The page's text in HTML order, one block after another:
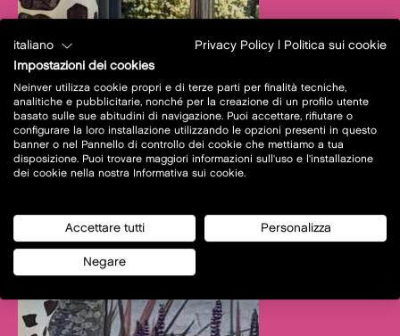
italiano Privacy Policy
Politica sui cookie
Impostazioni dei cookies
Neinver utilizza cookie propri e di terze parti per finalità tecniche,
analitiche e pubblicitarie, nonché per la creazione di un profilo utente
basato sulle sue abitudini di navigazione. Puoi accettare, rifiutare o
configurare la loro installazione utilizzando le opzioni presenti in questo
banner o nel Pannello di controllo dei cookie che mettiamo a tua
disposizione. Puoi trovare maggiori informazioni sull'uso e l'installazione
dei cookie nella nostra Informativa sui cookie.
Accettare tutti Personalizza
Negare